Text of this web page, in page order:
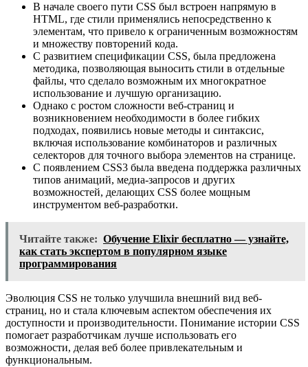
В начале своего пути CSS был встроен напрямую в
HTML, где стили применялись непосредственно к
элементам, что привело к ограниченным возможностям
и множеству повторений кода.
С развитием спецификации CSS, была предложена
методика, позволяющая выносить стили в отдельные
файлы, что сделало возможным их многократное
использование и лучшую организацию.
Однако с ростом сложности веб-страниц и
возникновением необходимости в более гибких
подходах, появились новые методы и синтаксис,
включая использование комбинаторов и различных
селекторов для точного выбора элементов на странице.
С появлением CSS3 была введена поддержка различных
типов анимаций, медиа-запросов и других
возможностей, делающих CSS более мощным
инструментом веб-разработки.
Читайте также: Обучение Elixir бесплатно — узнайте,
как стать экспертом в популярном языке
программирования
Эволюция CSS не только улучшила внешний вид веб-
страниц, но и стала ключевым аспектом обеспечения их
доступности и производительности. Понимание истории CSS
помогает разработчикам лучше использовать его
возможности, делая веб более привлекательным и
функциональным.